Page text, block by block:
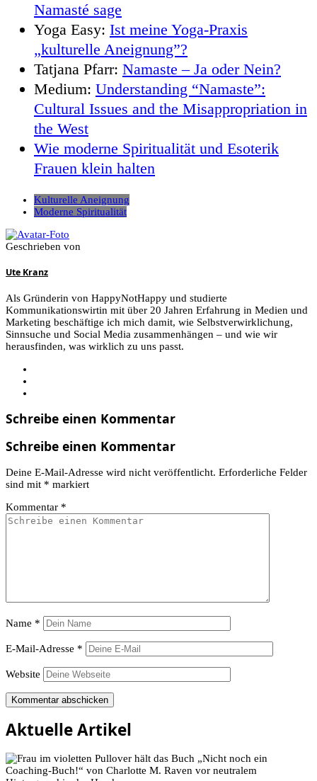
Namasté sage
Yoga Easy: Ist meine Yoga-Praxis
„kulturelle Aneignung”?
Tatjana Pfarr: Namaste – Ja oder Nein?
Medium: Understanding “Namaste”:
Cultural Issues and the Misappropriation in
the West
Wie moderne Spiritualität und Esoterik
Frauen klein halten
Kulturelle Aneignung
Moderne Spiritualität
Geschrieben von
Ute Kranz
Als Gründerin von HappyNotHappy und studierte
Kommunikationswirtin mit über 20 Jahren Erfahrung in Medien und
Marketing beschäftige ich mich damit, wie Selbstverwirklichung,
Sinnsuche und Social Media zusammenhängen – und wie wir
herausfinden, was wirklich zu uns passt.
Schreibe einen Kommentar
Schreibe einen Kommentar
Deine E-Mail-Adresse wird nicht veröffentlicht. Erforderliche Felder
sind mit * markiert
Kommentar *
Name *
E-Mail-Adresse *
Website
Aktuelle Artikel